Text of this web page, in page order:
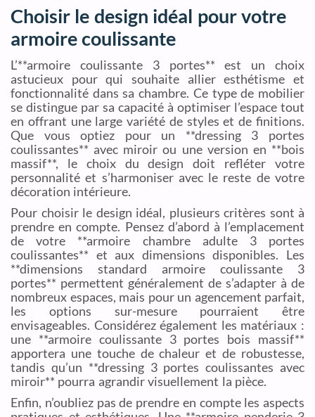
Choisir le design idéal pour votre
armoire coulissante
L’**armoire coulissante 3 portes** est un choix
astucieux pour qui souhaite allier esthétisme et
fonctionnalité dans sa chambre. Ce type de mobilier
se distingue par sa capacité à optimiser l’espace tout
en offrant une large variété de styles et de finitions.
Que vous optiez pour un **dressing 3 portes
coulissantes** avec miroir ou une version en **bois
massif**, le choix du design doit refléter votre
personnalité et s’harmoniser avec le reste de votre
décoration intérieure.
Pour choisir le design idéal, plusieurs critères sont à
prendre en compte. Pensez d’abord à l’emplacement
de votre **armoire chambre adulte 3 portes
coulissantes** et aux dimensions disponibles. Les
**dimensions standard armoire coulissante 3
portes** permettent généralement de s’adapter à de
nombreux espaces, mais pour un agencement parfait,
les options sur-mesure pourraient être
envisageables. Considérez également les matériaux :
une **armoire coulissante 3 portes bois massif**
apportera une touche de chaleur et de robustesse,
tandis qu’un **dressing 3 portes coulissantes avec
miroir** pourra agrandir visuellement la pièce.
Enfin, n’oubliez pas de prendre en compte les aspects